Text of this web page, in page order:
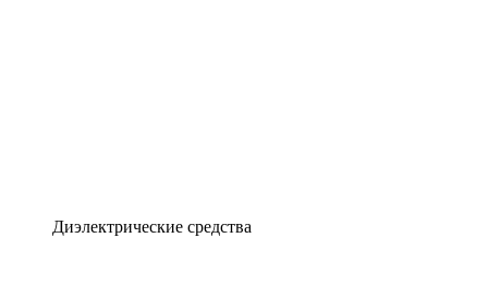
Диэлектрические средства